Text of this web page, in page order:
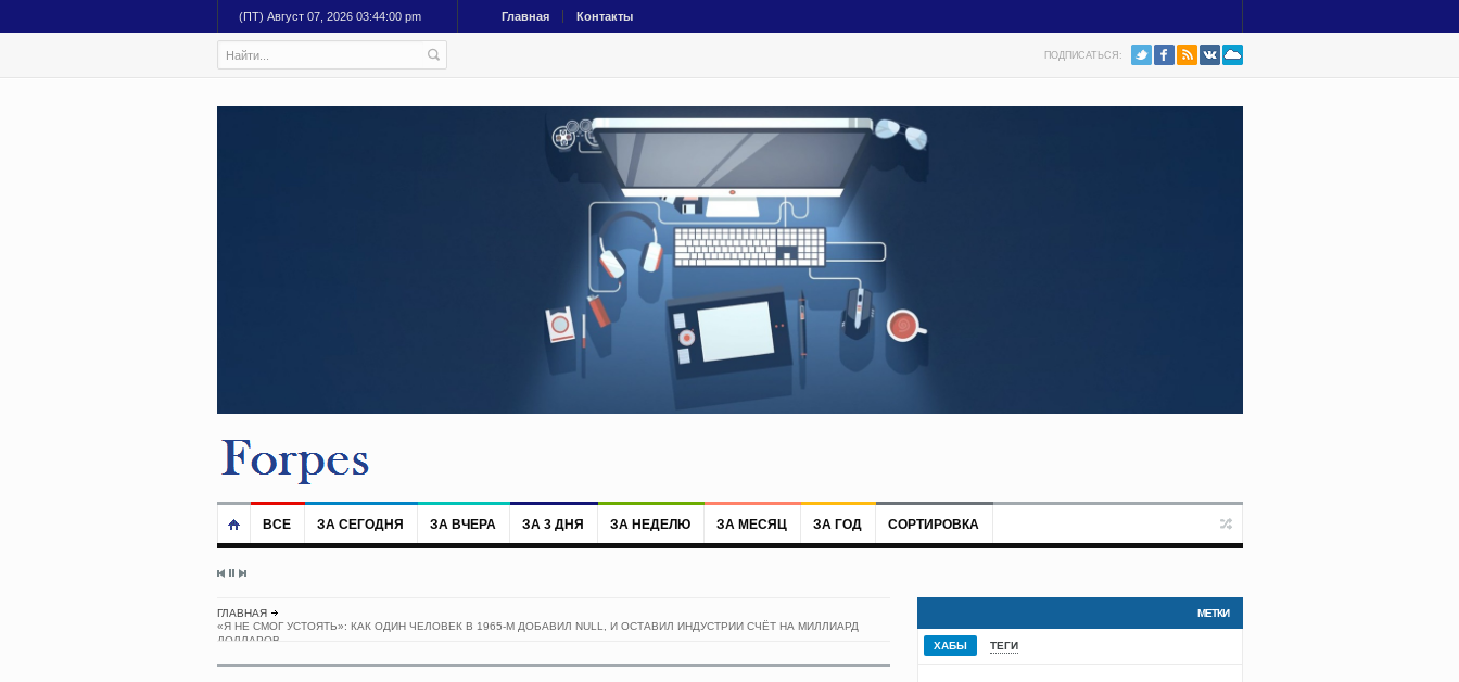
(ПТ) Август 07, 2026 03:44:01 pm Главная Контакты
ПОДПИСАТЬСЯ:
ВСЕ ЗА СЕГОДНЯ ЗА ВЧЕРА ЗА 3 ДНЯ ЗА НЕДЕЛЮ ЗА МЕСЯЦ ЗА ГОД СОРТИРОВКА
ГЛАВНАЯ
«Я НЕ СМОГ УСТОЯТЬ»: КАК ОДИН ЧЕЛОВЕК В 1965-М ДОБАВИЛ NULL, И ОСТАВИЛ ИНДУСТРИИ СЧЁТ НА МИЛЛИАРД
ДОЛЛАРОВ
МЕТКИ
ХАБЫ ТЕГИ